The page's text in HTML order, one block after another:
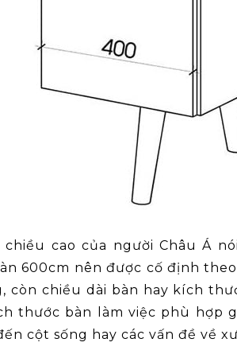
cao của người Châu Á
600cm nên được cố định
còn chiều dài bàn hay kích
thước bàn làm việc phù hợp
cột sống hay các vấn đề về